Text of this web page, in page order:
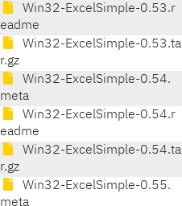
Win32-ExcelSimple-0.53.r
eadme
Win32-ExcelSimple-0.53.ta
r.gz
Win32-ExcelSimple-0.54.
meta
Win32-ExcelSimple-0.54.r
eadme
Win32-ExcelSimple-0.54.ta
r.gz
Win32-ExcelSimple-0.55.
meta